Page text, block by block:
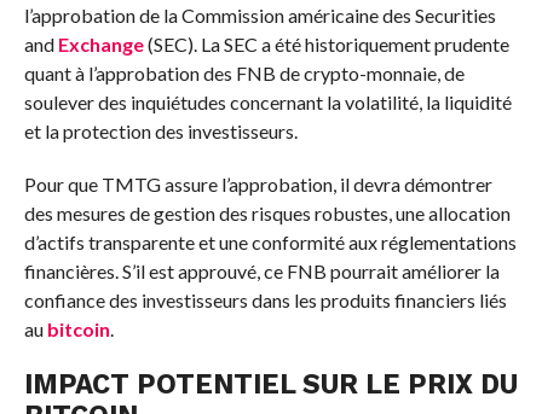
l’approbation de la Commission américaine des Securities
and Exchange(SEC). La SEC a été historiquement prudente
quant à l’approbation des FNB de crypto-monnaie, de
soulever des inquiétudes concernant la volatilité, la liquidité
et la protection des investisseurs.
Pour que TMTG assure l’approbation, il devra démontrer
des mesures de gestion des risques robustes, une allocation
d’actifs transparente et une conformité aux réglementations
financières. S’il est approuvé, ce FNB pourrait améliorer la
confiance des investisseurs dans les produits financiers liés
au bitcoin.
IMPACT POTENTIEL SUR LE PRIX DU